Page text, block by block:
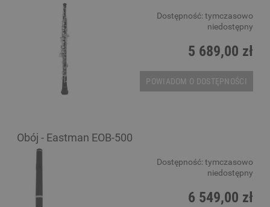
Dostępność: tymczasowo
niedostępny
5 689,00 zł
POWIADOM O DOSTĘPNOŚCI
Obój - Eastman EOB-500
Dostępność: tymczasowo
niedostępny
6 549,00 zł